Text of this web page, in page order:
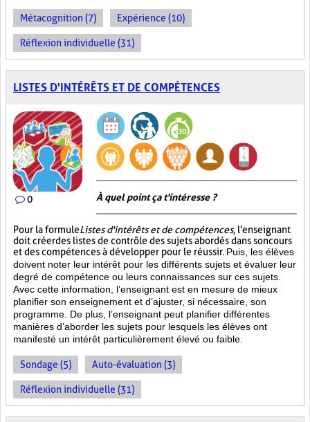
Métacognition (7) Expérience (10)
Réflexion individuelle (31)
LISTES D'INTÉRÊTS ET DE COMPÉTENCES
0 À quel point ça t'intéresse ?
Pour la formuleListes d'intérêts et de compétences, l'enseignant
doit créer des listes de contrôle des sujets abordés dans son cours
et des compétences à développer pour le réussir. Puis, les élèves
doivent noter leur intérêt pour les différents sujets et évaluer leur
degré de compétence ou leurs connaissances sur ces sujets.
Avec cette information, l’enseignant est en mesure de mieux
planifier son enseignement et d’ajuster, si nécessaire, son
programme. De plus, l’enseignant peut planifier différentes
manières d’aborder les sujets pour lesquels les élèves ont
manifesté un intérêt particulièrement élevé ou faible.
Sondage (5) Auto-évaluation (3)
Réflexion individuelle (31)